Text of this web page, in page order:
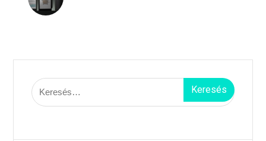
Keresés: